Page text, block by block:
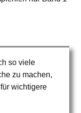
so viele
zu machen,
wichtigere